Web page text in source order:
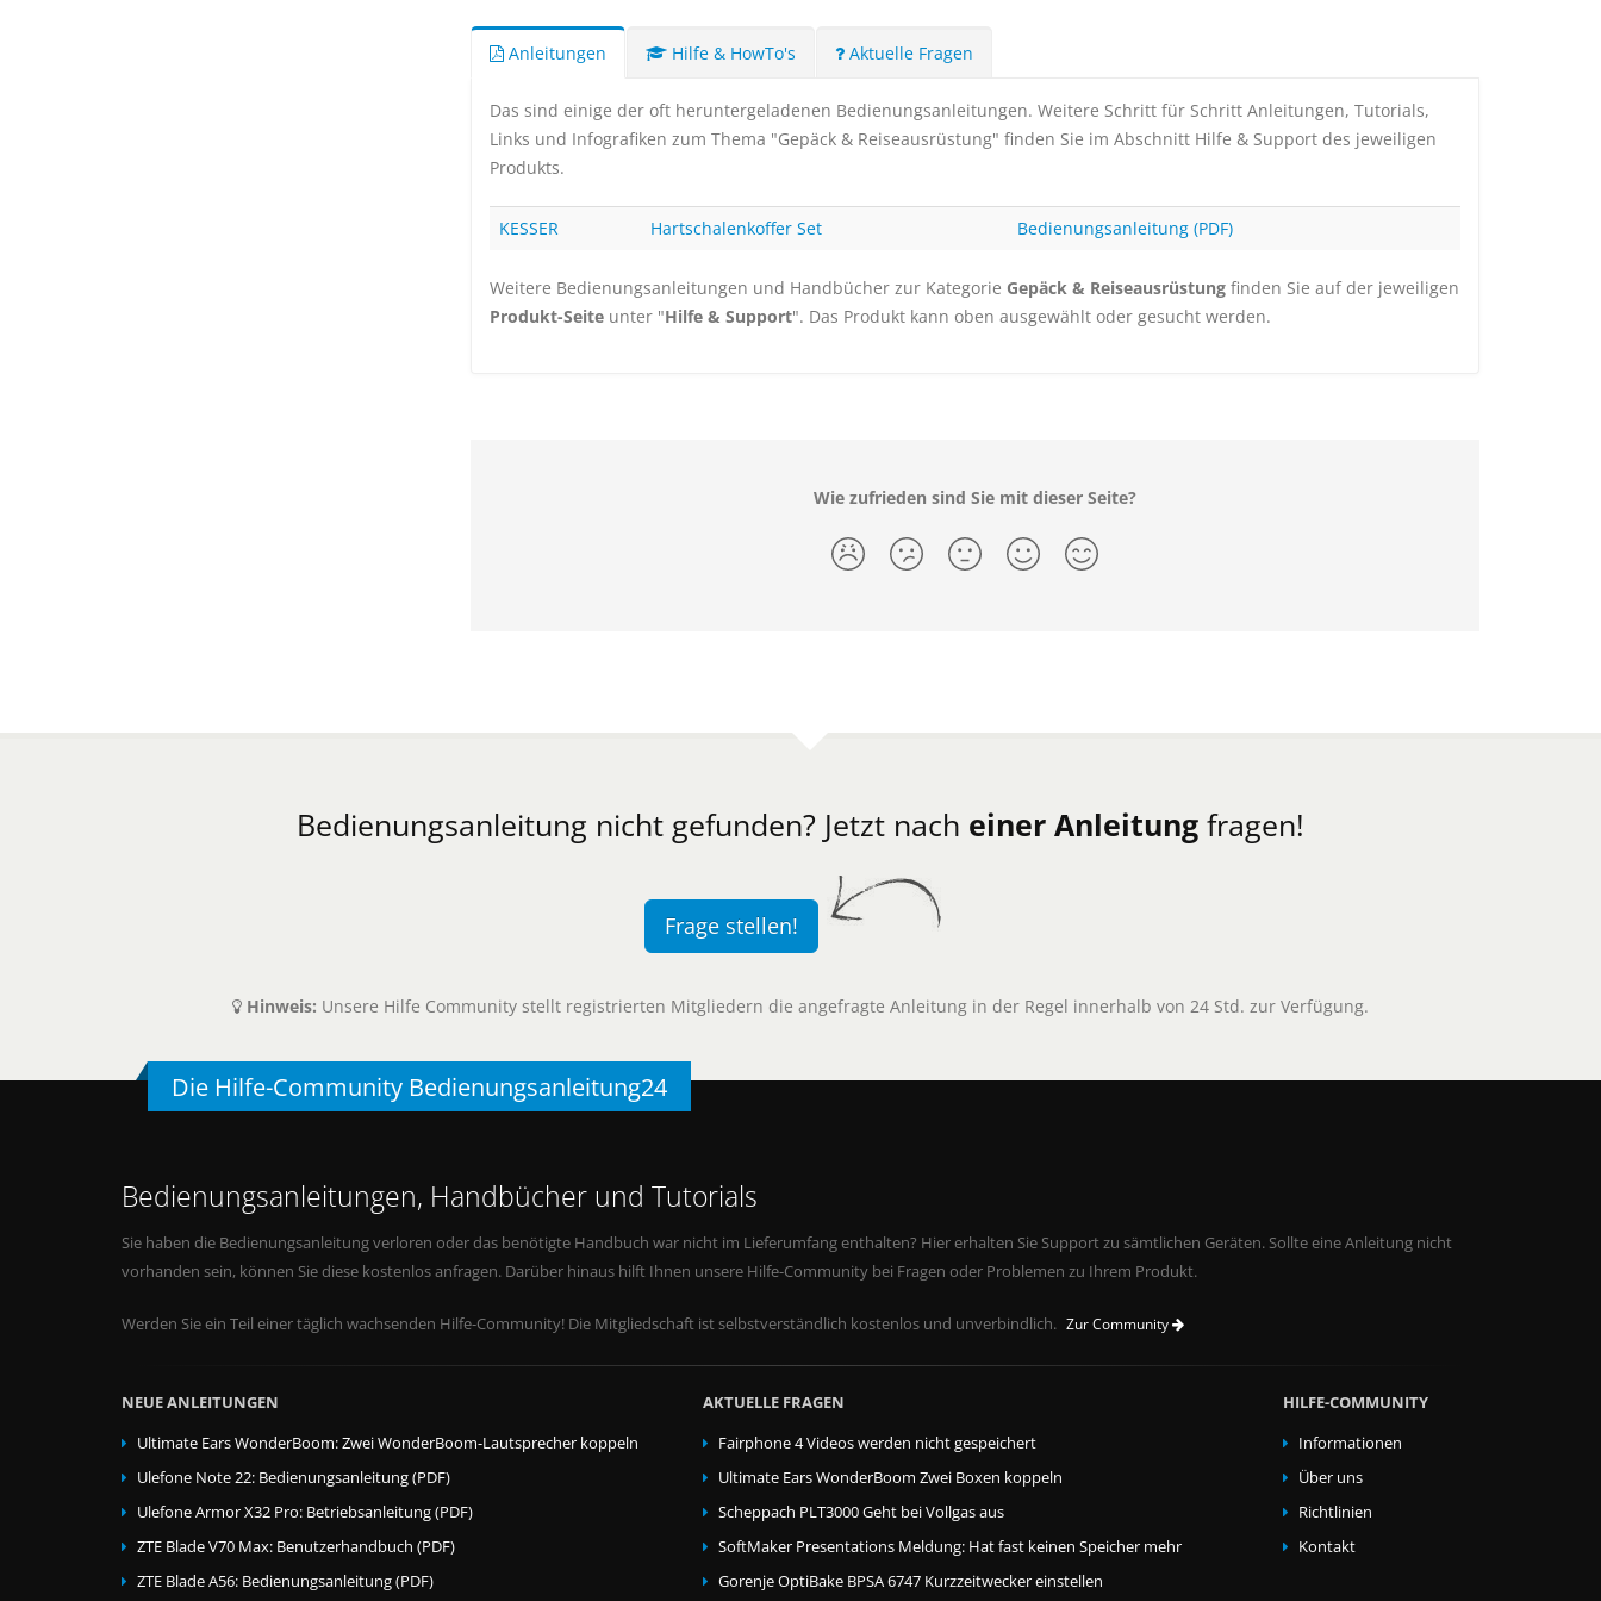
Anleitungen Hilfe & HowTo's Aktuelle Fragen
Das sind einige der oft heruntergeladenen Bedienungsanleitungen. Weitere Schritt für Schritt Anleitungen, Tutorials,
Links und Infografiken zum Thema "Gepäck & Reiseausrüstung" finden Sie im Abschnitt Hilfe & Support des jeweiligen
Produkts.
KESSER Hartschalenkoffer Set Bedienungsanleitung (PDF)
Weitere Bedienungsanleitungen und Handbücher zur Kategorie Gepäck & Reiseausrüstungfinden Sie auf der jeweiligen
Produkt-Seiteunter "Hilfe & Support". Das Produkt kann oben ausgewählt oder gesucht werden.
Wie zufrieden sind Sie mit dieser Seite?
Bedienungsanleitung nicht gefunden? Jetzt nach einer Anleitung fragen!
Frage stellen!
Hinweis: Unsere Hilfe Community stellt registrierten Mitgliedern die angefragte Anleitung in der Regel innerhalb von 24 Std. zur Verfügung.
Die Hilfe-Community Bedienungsanleitung24
Bedienungsanleitungen, Handbücher und Tutorials
Sie haben die Bedienungsanleitung verloren oder das benötigte Handbuch war nicht im Lieferumfang enthalten? Hier erhalten Sie Support zu sämtlichen Geräten. Sollte eine Anleitung nicht
vorhanden sein, können Sie diese kostenlos anfragen. Darüber hinaus hilft Ihnen unsere Hilfe-Community bei Fragen oder Problemen zu Ihrem Produkt.
Werden Sie ein Teil einer täglich wachsenden Hilfe-Community! Die Mitgliedschaft ist selbstverständlich kostenlos und unverbindlich. Zur Community
NEUE ANLEITUNGEN
Ultimate Ears WonderBoom: Zwei WonderBoom-Lautsprecher koppeln
Ulefone Note 22: Bedienungsanleitung (PDF)
Ulefone Armor X32 Pro: Betriebsanleitung (PDF)
ZTE Blade V70 Max: Benutzerhandbuch (PDF)
ZTE Blade A56: Bedienungsanleitung (PDF)
AKTUELLE FRAGEN
Fairphone 4 Videos werden nicht gespeichert
Ultimate Ears WonderBoom Zwei Boxen koppeln
Scheppach PLT3000 Geht bei Vollgas aus
SoftMaker Presentations Meldung: Hat fast keinen Speicher mehr
Gorenje OptiBake BPSA 6747 Kurzzeitwecker einstellen
HILFE-COMMUNITY
Informationen
Über uns
Richtlinien
Kontakt